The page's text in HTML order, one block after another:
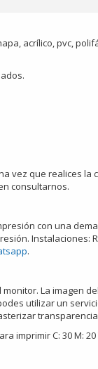
acrílico, pvc,
vez que realices la
consultarnos.
con una
.
La imagen
utilizar un
C: 30 M: 20